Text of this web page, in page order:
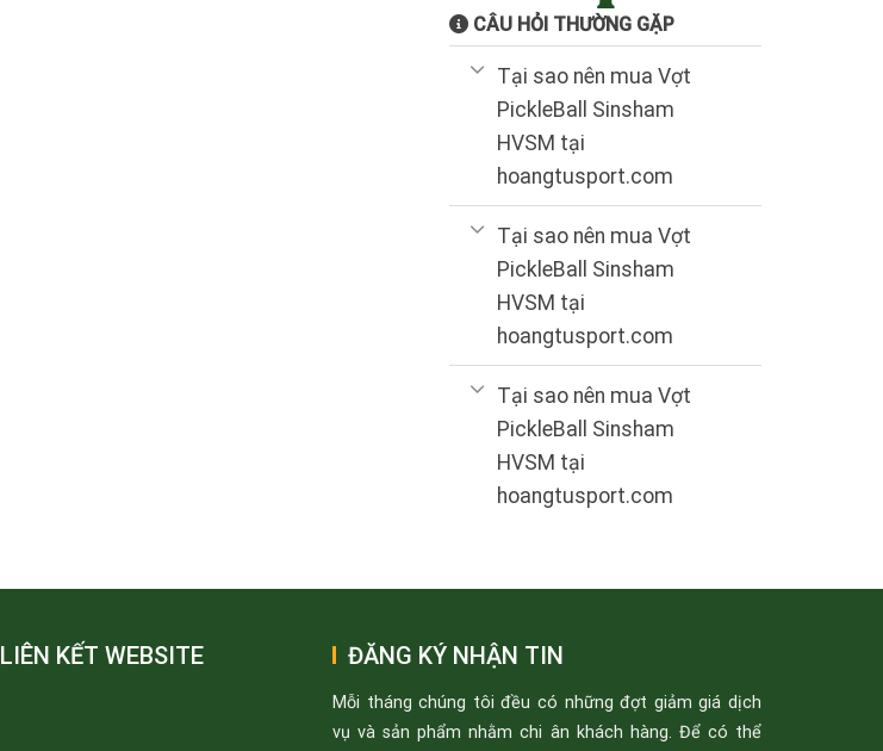
CÂU HỎI THƯỜNG GẶP
Tại sao nên mua Vợt
PickleBall Sinsham
HVSM tại
hoangtusport.com
Tại sao nên mua Vợt
PickleBall Sinsham
HVSM tại
hoangtusport.com
Tại sao nên mua Vợt
PickleBall Sinsham
HVSM tại
hoangtusport.com
LIÊN KẾT WEBSITE ĐĂNG KÝ NHẬN TIN
Mỗi tháng chúng tôi đều có những đợt giảm giá dịch
vụ và sản phẩm nhằm chi ân khách hàng. Để có thể